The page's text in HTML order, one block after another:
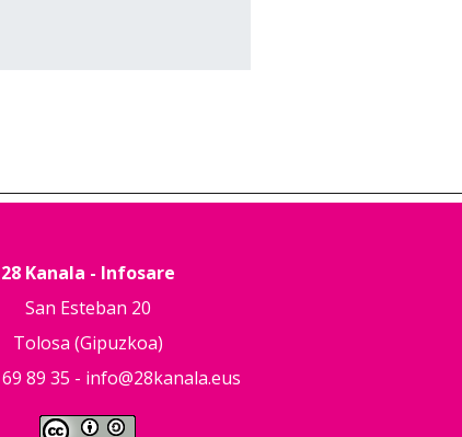
28 Kanala - Infosare
San Esteban 20
Tolosa (Gipuzkoa)
89 35 - info@28kanala.eus